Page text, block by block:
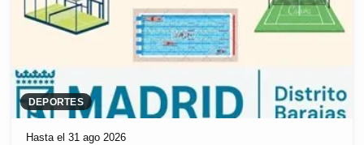
DEPORTES
Hasta el 31 ago 2026